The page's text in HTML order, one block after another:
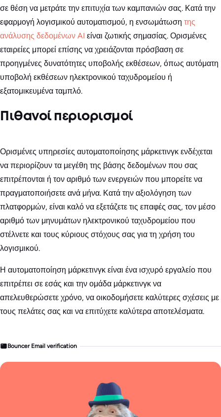
σε θέση να μετράτε την επιτυχία των καμπανιών σας. Κατά την
εφαρμογή λογισμικού αυτοματισμού, η ενσωμάτωση της
ανάλυσης δεδομένων AI είναι ζωτικής σημασίας. Ορισμένες
εταιρείες μπορεί επίσης να χρειάζονται πρόσβαση σε
προηγμένες δυνατότητες υποβολής εκθέσεων, όπως αυτόματη
υποβολή εκθέσεων ηλεκτρονικού ταχυδρομείου ή
εξατομικευμένα ταμπλό.
Πιθανοί περιορισμοί
Ορισμένες υπηρεσίες αυτοματοποίησης μάρκετινγκ ενδέχεται
να περιορίζουν τα μεγέθη της βάσης δεδομένων που σας
επιτρέπονται ή τον αριθμό των ενεργειών που μπορείτε να
πραγματοποιήσετε ανά μήνα. Κατά την αξιολόγηση των
πλατφορμών, είναι καλό να εξετάζετε τις επαφές σας, τον μέσο
αριθμό των μηνυμάτων ηλεκτρονικού ταχυδρομείου που
στέλνετε και τους κύριους στόχους σας για τη χρήση του
λογισμικού.
Η αυτοματοποίηση μάρκετινγκ είναι ένα ισχυρό εργαλείο που
επιτρέπει σε εσάς και την ομάδα μάρκετινγκ να
απελευθερώσετε χρόνο, να οικοδομήσετε καλύτερες σχέσεις με
τους πελάτες σας και να επιτύχετε καλύτερα αποτελέσματα.
Bouncer Email verification